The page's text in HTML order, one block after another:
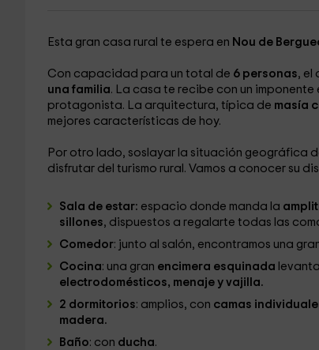
Esta gran casa rural te espera en Nou de
Con capacidad para un total de 6 personas, el
una familia. La casa te recibe con un imponente
protagonista. La arquitectura, típica de masía
mejores características de hoy.
Por otro lado, soslayar la situación geográfica
disfrutar del turismo rural. Vamos a conocer su
Sala de estar: espacio donde manda la
sillones, dispuestos a regalarte todas las
Comedor: junto al salón, encontramos una
Cocina: una gran encimera esquinada
electrodomésticos, menaje y vajilla.
2 dormitorios: amplios, con camas
madera.
Baño: con ducha.